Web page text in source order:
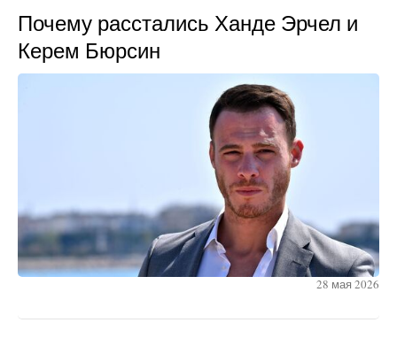
Почему расстались Ханде Эрчел и
Керем Бюрсин
28 мая 2026